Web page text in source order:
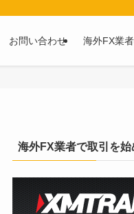
5chからピックアップしています
お問い合わせ 海外FX業
海外FX業者で取引を始